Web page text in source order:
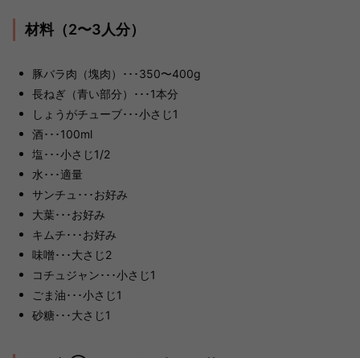
材料（2〜3人分）
豚バラ肉（塊肉）･･･350〜400g
長ねぎ（青い部分）･･･1本分
しょうがチューブ･･･小さじ1
酒･･･100ml
塩･･･小さじ1/2
水･･･適量
サンチュ･･･お好み
大葉･･･お好み
キムチ･･･お好み
味噌･･･大さじ2
コチュジャン･･･小さじ1
ごま油･･･小さじ1
砂糖･･･大さじ1